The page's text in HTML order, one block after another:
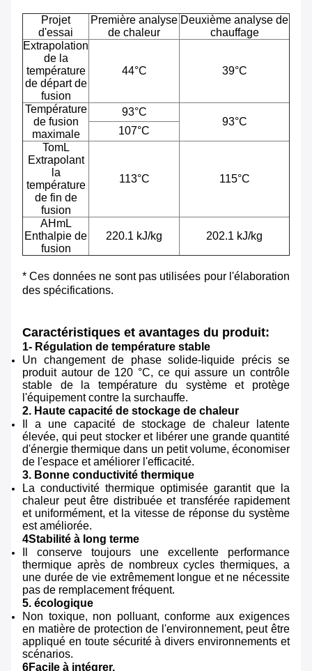
Projet
d'essai
Première analyse
de chaleur
Deuxième analyse de
chauffage
Extrapolation
de la
température
de départ de
fusion
44°C 39°C
Température
de fusion
maximale
93°C
93°C
107°C
TomL
Extrapolant
la
température
de fin de
fusion
113°C 115°C
AHmL
Enthalpie de
fusion
220.1 kJ/kg 202.1 kJ/kg
* Ces données ne sont pas utilisées pour l'élaboration
des spécifications.
Caractéristiques et avantages du produit:
1- Régulation de température stable
Un changement de phase solide-liquide précis se
produit autour de 120 °C, ce qui assure un contrôle
stable de la température du système et protège
l'équipement contre la surchauffe.
2. Haute capacité de stockage de chaleur
Il a une capacité de stockage de chaleur latente
élevée, qui peut stocker et libérer une grande quantité
d'énergie thermique dans un petit volume, économiser
de l'espace et améliorer l'efficacité.
3. Bonne conductivité thermique
La conductivité thermique optimisée garantit que la
chaleur peut être distribuée et transférée rapidement
et uniformément, et la vitesse de réponse du système
est améliorée.
4Stabilité à long terme
Il conserve toujours une excellente performance
thermique après de nombreux cycles thermiques, a
une durée de vie extrêmement longue et ne nécessite
pas de remplacement fréquent.
5. écologique
Non toxique, non polluant, conforme aux exigences
en matière de protection de l'environnement, peut être
appliqué en toute sécurité à divers environnements et
scénarios.
6Facile à intégrer.